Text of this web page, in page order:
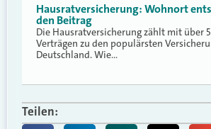
Hausratversicherung: Wohnort
den Beitrag
Die Hausratversicherung zählt mit über
Verträgen zu den populärsten
Deutschland. Wie…
Teilen: